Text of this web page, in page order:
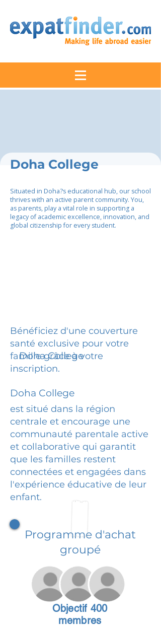
Doha College
Situated in Doha?s educational hub, our school
thrives with an active parent community. You,
as parents, play a vital role in supporting a
legacy of academic excellence, innovation, and
global citizenship for every student.
Bénéficiez d'une couverture
santé exclusive pour votre
famille grâce à votre
inscription.
Doha College
Doha College
est situé dans la région
centrale et encourage une
communauté parentale active
et collaborative qui garantit
que les familles restent
connectées et engagées dans
l'expérience éducative de leur
enfant.
Programme d'achat
groupé
Objectif 400
membres